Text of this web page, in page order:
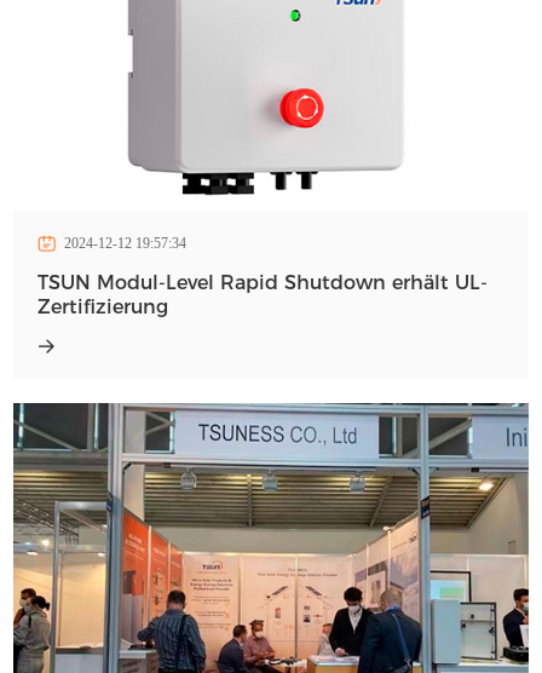
2024-12-12 19:57:34
TSUN Modul-Level Rapid Shutdown erhält UL-
Zertifizierung